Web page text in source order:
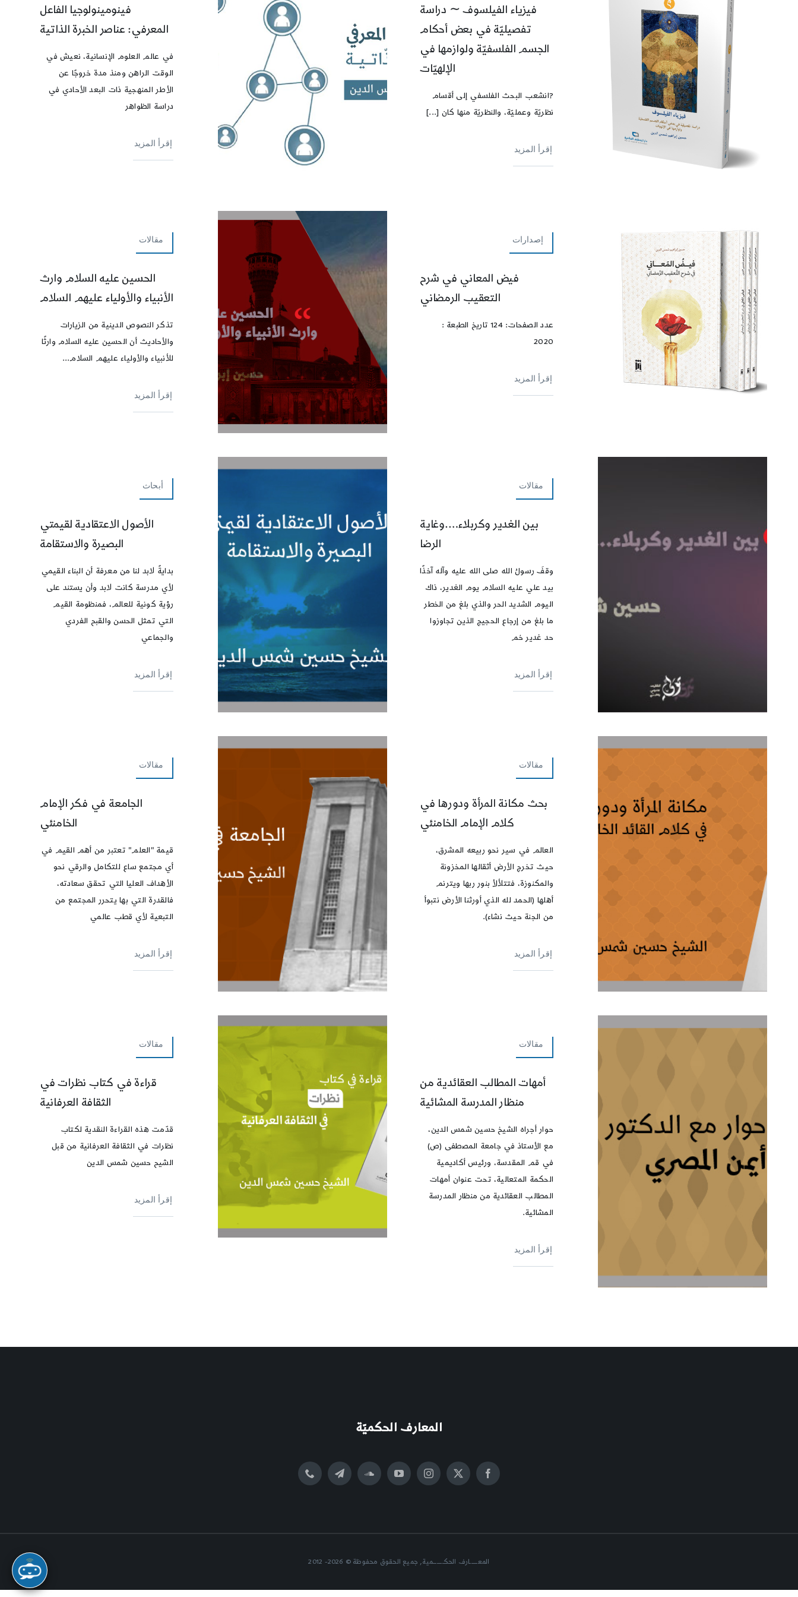
فيزياء الفيلسوف ∽ دراسة
تفصيليّة في بعض أحكام
الجسم الفلسفيّة ولوازمها في
الإلهيّات
?انشعب البحث الفلسفي إلى أقسام
نظريّة وعمليّة، والنظريّة منها كان [...]
إقرأ المزيد
فينومينولوجيا الفاعل
المعرفي: عناصر الخبرة الذاتية
في عالم العلوم الإنسانية، نعيش في
الوقت الراهن ومنذ مدة خروجًا عن
الأطر المنهجية ذات البعد الأحادي في
دراسة الظواهر
إقرأ المزيد
إصدارات
فيض المعاني في شرح
التعقيب الرمضاني
عدد الصفحات: 124 تاريخ الطبعة :
2020
إقرأ المزيد
مقالات
الحسين عليه السلام وارث
الأنبياء والأولياء عليهم السلام
تذكر النصوص الدينية من الزيارات
والأحاديث أن الحسين عليه السلام وارثًا
للأنبياء والأولياء عليهم السلام...
إقرأ المزيد
مقالات
بين الغدير وكربلاء….وغاية
الرضا
وقفَ رسولُ الله صلى الله عليه وآله آخذًا
بيد علي عليه السلام يوم الغدير، ذاك
اليوم الشديد الحر والذي بلغ من الخطر
ما بلغ من إرجاع الحجيج الذين تجاوزوا
حد غدير خم
إقرأ المزيد
أبحاث
الأصول الاعتقادية لقيمتي
البصيرة والاستقامة
بدايةً لابد لنا من معرفة أن البناء القيمي
لأي مدرسة كانت لابد وأن يستند على
رؤية كونية للعالم، فمنظومة القيم
التي تمثل الحسن والقبح الفردي
والجماعي
إقرأ المزيد
مقالات
بحث مكانة المرأة ودورها في
كلام الإمام الخامنئي
العالم في سير نحو ربيعه المشرق،
حيث تخرج الأرض أثقالها المخزونة
والمكنوزة، فتتلألأ بنور ربها ويترنم
أهلها (الحمد لله الذي أورثنا الأرض نتبوأ
من الجنة حيث نشاء).
إقرأ المزيد
مقالات
الجامعة في فكر الإمام
الخامنئي
قيمة "العلم" تعتبر من أهم القيم في
أي مجتمع ساع للتكامل والرقي نحو
الأهداف العليا التي تحقق سعادته،
فالقدرة التي بها يتحرر المجتمع من
التبعية لأي قطب عالمي
إقرأ المزيد
مقالات
أمهات المطالب العقائدية من
منظار المدرسة المشائية
حوار أجراه الشيخ حسين شمس الدين،
مع الأستاذ في جامعة المصطفى (ص)
في قم المقدسة، ورئيس أكاديمية
الحكمة المتعالية، تحت عنوان أمهات
المطالب العقائدية من منظار المدرسة
المشائية.
إقرأ المزيد
مقالات
قراءة في كتاب نظرات في
الثقافة العرفانية
قدّمت هذه القراءة النقدية لكتاب
نظرات في الثقافة العرفانية من قبل
الشيح حسين شمس الدين
إقرأ المزيد
المعارف الحكميّة
المعــــــارف الحكــــــــمية, جميع الحقوق محفوظة © 2026- 2012